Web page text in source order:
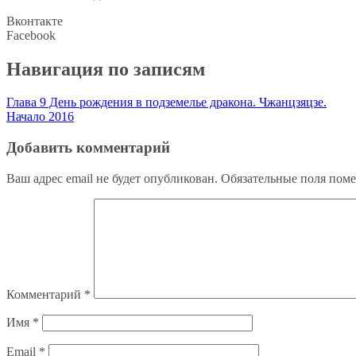
Вконтакте
Facebook
Навигация по записям
Глава 9 День рождения в подземелье дракона. Чжанцзяцзе.
Начало 2016
Добавить комментарий
Ваш адрес email не будет опубликован. Обязательные поля
Комментарий *
Имя *
Email *